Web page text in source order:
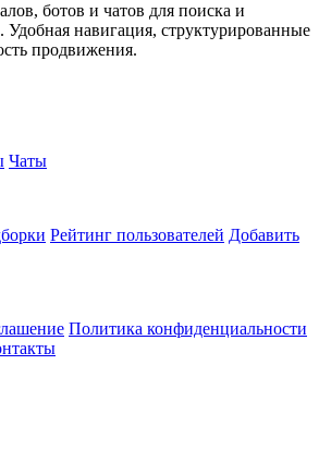
ботов и чатов для поиска и
Удобная навигация, структурированные
продвижения.
Чаты
Рейтинг пользователей Добавить
Политика конфиденциальности